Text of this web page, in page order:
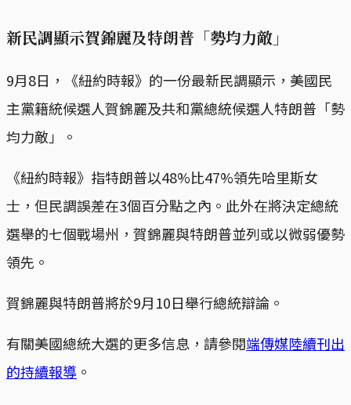
新民調顯示賀錦麗及特朗普「勢均力敵」
9月8日，《紐約時報》的一份最新民調顯示，美國民
主黨籍統候選人賀錦麗及共和黨總統候選人特朗普「勢
均力敵」。
《紐約時報》指特朗普以48%比47%領先哈里斯女
士，但民調誤差在3個百分點之內。此外在將決定總統
選舉的七個戰場州，賀錦麗與特朗普並列或以微弱優勢
領先。
賀錦麗與特朗普將於9月10日舉行總統辯論。
有關美國總統大選的更多信息，請參閱端傳媒陸續刊出
的持續報導 。